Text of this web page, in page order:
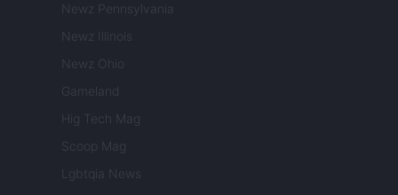
Newz Pennsylvania
Newz Illinois
Newz Ohio
Gameland
Hig Tech Mag
Scoop Mag
Lgbtqia News